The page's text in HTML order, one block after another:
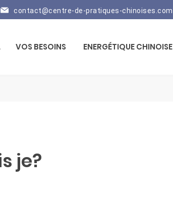
contact@centre-de-pratiques-chinoises.com
VOS BESOINS ENERGÉTIQUE CHINOISE
je?